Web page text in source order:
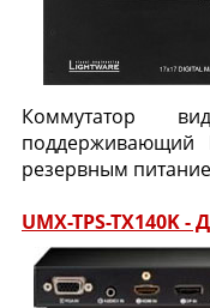
Коммутатор
поддерживающий
резервным
UMX-TPS-TX140K -